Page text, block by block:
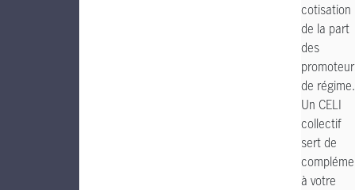
cotisation
de la part
des
de régime.
Un CELI
collectif
sert de
à votre